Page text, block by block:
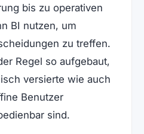
bis zu operativen
BI nutzen, um
zu treffen.
Regel so aufgebaut,
versierte wie auch
Benutzer
sind.